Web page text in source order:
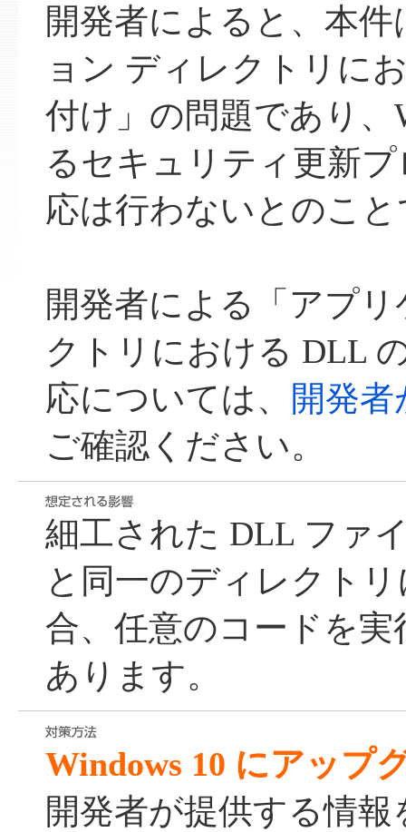
開発者によると、本
ョン ディレクトリに
付け」の問題であり、
るセキュリティ更新
応は行わないとのこと
開発者による「アプ
クトリにおける DLL
応については、
開発
ご確認ください。
細工された DLL ファ
と同一のディレクト
合、任意のコードを
あります。
Windows 10 にアップ
開発者が提供する情